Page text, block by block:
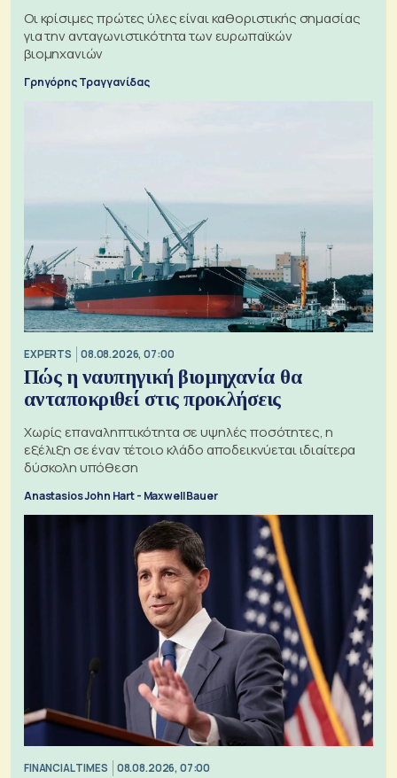
Οι κρίσιμες πρώτες ύλες είναι καθοριστικής σημασίας
για την ανταγωνιστικότητα των ευρωπαϊκών
βιομηχανιών
Γρηγόρης Τραγγανίδας
EXPERTS 08.08.2026, 07:00
Πώς η ναυπηγική βιομηχανία θα
ανταποκριθεί στις προκλήσεις
Χωρίς επαναληπτικότητα σε υψηλές ποσότητες, η
εξέλιξη σε έναν τέτοιο κλάδο αποδεικνύεται ιδιαίτερα
δύσκολη υπόθεση
Anastasios John Hart - Maxwell Bauer
FINANCIAL TIMES 08.08.2026, 07:00